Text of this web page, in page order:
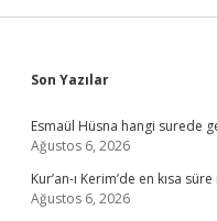
Sidebar
Son Yazılar
Esmaül Hüsna hangi surede
Ağustos 6, 2026
Kur’an-ı Kerim’de en kısa
Ağustos 6, 2026